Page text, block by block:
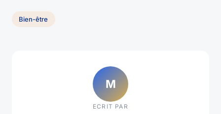
Bien-être
M
ECRIT PAR